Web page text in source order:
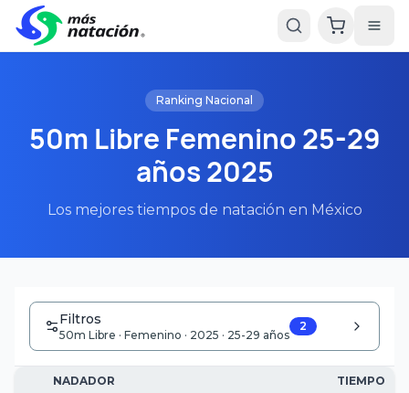
Ranking Nacional
50m Libre Femenino 25-29
años 2025
Los mejores tiempos de natación en México
Filtros
50m Libre · Femenino · 2025 · 25-29 años
2
NADADOR TIEMPO